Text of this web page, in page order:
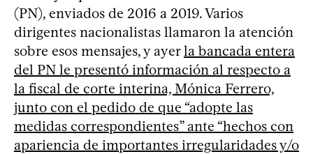
(PN), enviados de 2016 a 2019. Varios
dirigentes nacionalistas llamaron la atención
sobre esos mensajes, y ayerla bancada entera
del PN le presentó información al respecto a
la fiscal de corte interina, Mónica Ferrero,
junto con el pedido de que “adopte las
medidas correspondientes” ante “hechos con
apariencia de importantes irregularidades y/o